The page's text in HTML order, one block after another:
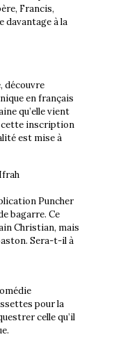
Francis,
davantage à la
découvre
en français
qu’elle vient
cette inscription
est mise à
Puncher
bagarre. Ce
Christian, mais
Sera-t-il à
pour la
celle qu’il